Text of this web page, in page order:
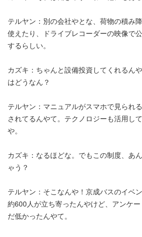
テルヤン：別の会社やとな、荷物の積み
使えたり、ドライブレコーダーの映像で
するらしい。
カズキ：ちゃんと設備投資してくれるん
はどうなん？
テルヤン：マニュアルがスマホで見られ
されてるんやて。テクノロジーも活用し
や。
カズキ：なるほどな。でもこの制度、あ
ゃう？
テルヤン：そこなんや！京成バスのイベ
約600人が立ち寄ったんやけど、アンケ
だ低かったんやて。